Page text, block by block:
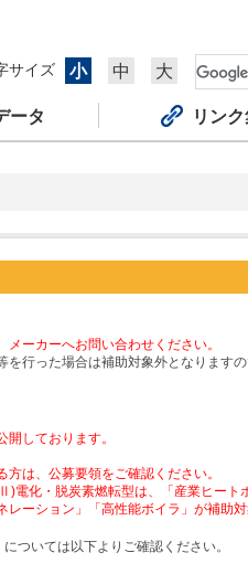
サイズ
小 中 大
ータ リン
ーカーへお問い合わせください。
行った場合は補助対象外となりますの
しております。
は、公募要領をご確認ください。
化・脱炭素燃転型は、「産業ヒート
ーション」「高性能ボイラ」が補助対
ついては以下よりご確認ください。